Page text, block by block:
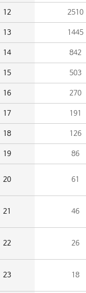
12 2510
13 1445
14 842
15 503
16 270
17 191
18 126
19 86
20 61
21 46
22 26
23 18